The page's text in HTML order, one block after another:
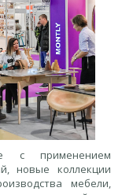
с применением
новые коллекции
мебели,